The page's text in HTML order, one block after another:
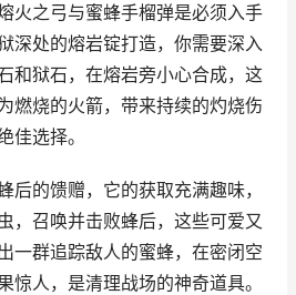
火之弓与蜜蜂手榴弹是必须入手
深处的熔岩锭打造，你需要深入
和狱石，在熔岩旁小心合成，这
燃烧的火箭，带来持续的灼烧伤
佳选择。
后的馈赠，它的获取充满趣味，
，召唤并击败蜂后，这些可爱又
一群追踪敌人的蜜蜂，在密闭空
惊人，是清理战场的神奇道具。